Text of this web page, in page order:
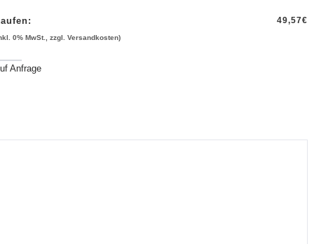
49,57€
0% MwSt., zzgl. Versandkosten)
Anfrage